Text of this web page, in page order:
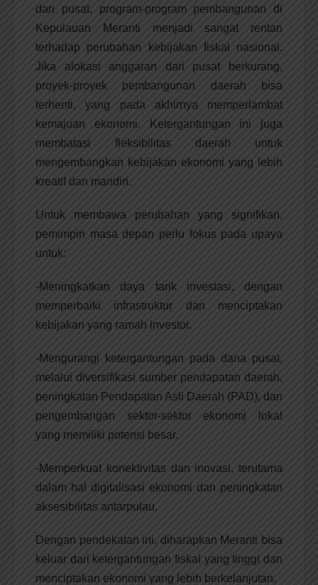
dari pusat, program-program pembangunan di
Kepulauan Meranti menjadi sangat rentan
terhadap perubahan kebijakan fiskal nasional.
Jika alokasi anggaran dari pusat berkurang,
proyek-proyek pembangunan daerah bisa
terhenti, yang pada akhirnya memperlambat
kemajuan ekonomi. Ketergantungan ini juga
membatasi fleksibilitas daerah untuk
mengembangkan kebijakan ekonomi yang lebih
kreatif dan mandiri.
Untuk membawa perubahan yang signifikan,
pemimpin masa depan perlu fokus pada upaya
untuk:
-Meningkatkan daya tarik investasi, dengan
memperbaiki infrastruktur dan menciptakan
kebijakan yang ramah investor.
-Mengurangi ketergantungan pada dana pusat,
melalui diversifikasi sumber pendapatan daerah,
peningkatan Pendapatan Asli Daerah (PAD), dan
pengembangan sektor-sektor ekonomi lokal
yang memiliki potensi besar.
-Memperkuat konektivitas dan inovasi, terutama
dalam hal digitalisasi ekonomi dan peningkatan
aksesibilitas antarpulau.
Dengan pendekatan ini, diharapkan Meranti bisa
keluar dari ketergantungan fiskal yang tinggi dan
menciptakan ekonomi yang lebih berkelanjutan.